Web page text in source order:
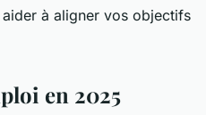
aider à aligner vos objectifs
en 2025